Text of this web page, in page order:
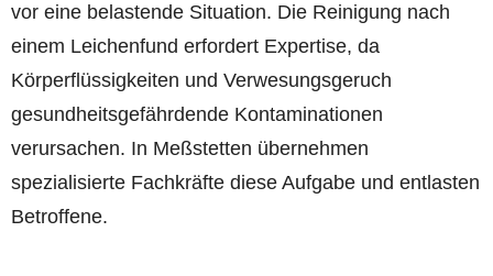
vor eine belastende Situation. Die Reinigung nach
einem Leichenfund erfordert Expertise, da
Körperflüssigkeiten und Verwesungsgeruch
gesundheitsgefährdende Kontaminationen
verursachen. In Meßstetten übernehmen
spezialisierte Fachkräfte diese Aufgabe und entlasten
Betroffene.